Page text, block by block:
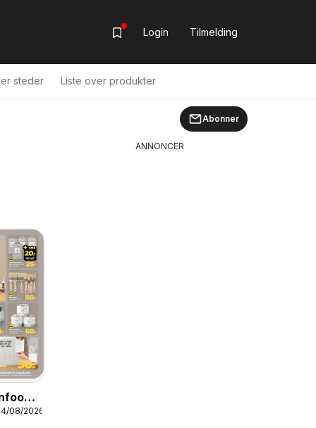
Login Tilmelding
steder Liste over produkter
Abonner
08/2026
ANNONCER